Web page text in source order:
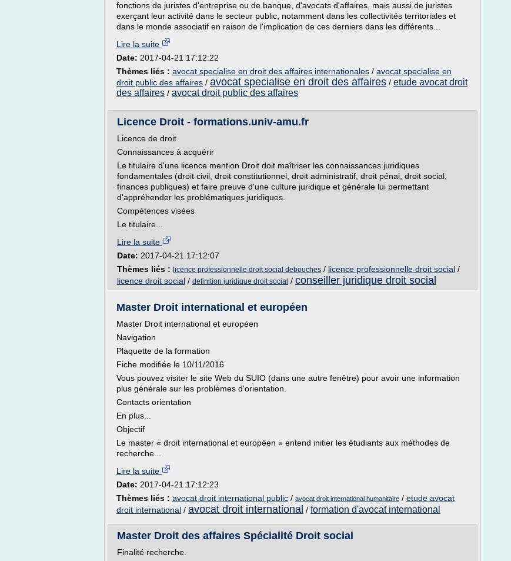
fonctions de juristes d'entreprise ou de banque, d'avocats d'affaires, mais aussi de juristes
exerçant leur activité dans le secteur public, notamment dans les collectivités territoriales et
dans le monde associatif en raison de l'implication de ces derniers dans les différents...
Lire la suite
Date: 2017-04-21 17:12:22
Thèmes liés : avocat specialise en droit des affaires internationales / avocat specialise en
droit public des affaires / avocat specialise en droit des affaires / etude avocat droit
des affaires / avocat droit public des affaires
Licence Droit - formations.univ-amu.fr
Licence de droit
Connaissances à acquérir
Le titulaire d'une licence mention Droit doit maîtriser les connaissances juridiques
fondamentales (droit civil, droit constitutionnel, droit administratif, droit pénal, droit social,
finances publiques) et faire preuve d'une culture juridique et générale lui permettant
d'appréhender les problématiques juridiques.
Compétences visées
Le titulaire...
Lire la suite
Date: 2017-04-21 17:12:07
Thèmes liés : licence professionnelle droit social debouches / licence professionnelle droit social /
licence droit social / definition juridique droit social / conseiller juridique droit social
Master Droit international et européen
Master Droit international et européen
Navigation
Plaquette de la formation
Fiche modifiée le 10/11/2016
Vous pouvez visiter le site Web du SUIO (dans une autre fenêtre) pour avoir une information
plus générale sur les problèmes d'orientation.
Contacts orientation
En plus...
Objectif
Le master « droit international et européen » entend initier les étudiants aux méthodes de
recherche...
Lire la suite
Date: 2017-04-21 17:12:23
Thèmes liés : avocat droit international public / avocat droit international humanitaire / etude avocat
droit international / avocat droit international / formation d'avocat international
Master Droit des affaires Spécialité Droit social
Finalité recherche.